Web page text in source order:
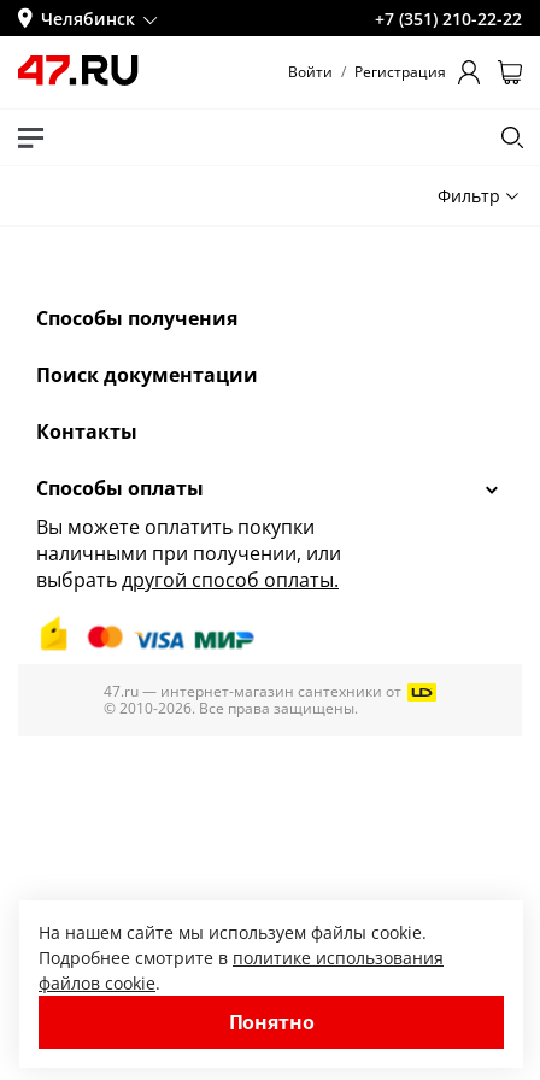
Челябинск +7 (351) 210-22-22
Войти / Регистрация
Фильтр
Способы получения
Поиск документации
Контакты
Способы оплаты
Вы можете оплатить покупки
наличными при получении, или
выбратьдругой способ оплаты.
На нашем сайте мы используем файлы cookie.
Подробнее смотрите в политике использования
файлов cookie.
Понятно
47.ru — интернет-магазин сантехники от
© 2010-2026. Все права защищены.